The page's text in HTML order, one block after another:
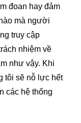
đoan hay đảm
mà người
truy cập
nhiệm về
như vậy. Khi
tôi sẽ nỗ lực hết
các hệ thống